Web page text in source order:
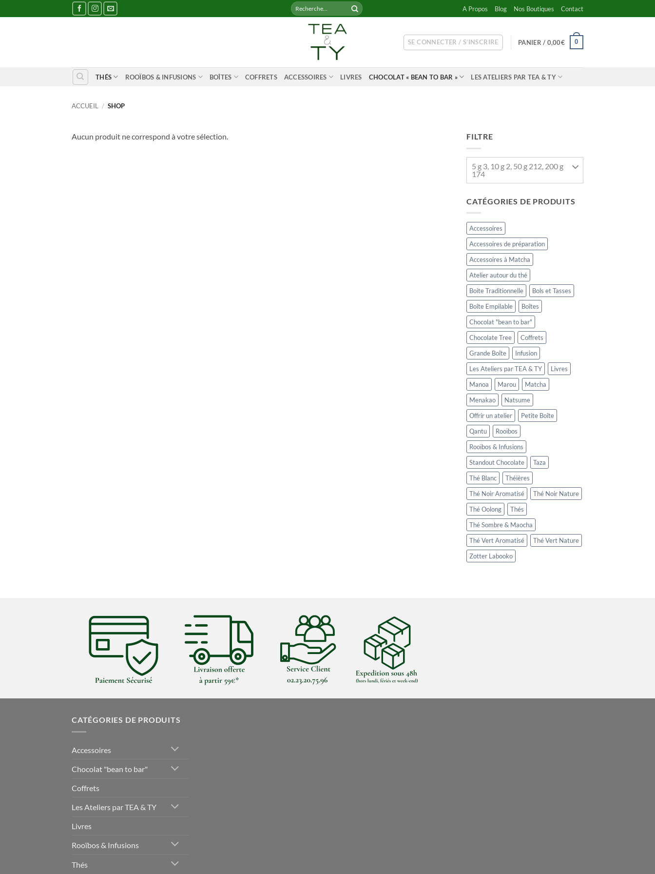
au
Recherche
pour :
A Propos Blog Nos Boutiques Contact
SE CONNECTER / S’INSCRIRE PANIER / 0,00€ 0
THÉS ROOÏBOS & INFUSIONS BOÎTES COFFRETS ACCESSOIRES LIVRES CHOCOLAT « BEAN TO BAR » LES ATELIERS PAR TEA & TY
ACCUEIL / SHOP
Aucun produit ne correspond à votre sélection. FILTRE
5 g 3, 10 g 2, 50 g 212, 200 g
174
CATÉGORIES DE PRODUITS
Accessoires
Accessoires de préparation
Accessoires à Matcha
Atelier autour du thé
Boite Traditionnelle
Bols et Tasses
Boîte Empilable
Boîtes
Chocolat "bean to bar"
Chocolate Tree
Coffrets
Grande Boîte
Infusion
Les Ateliers par TEA & TY
Livres
Manoa
Marou
Matcha
Menakao
Natsume
Offrir un atelier
Petite Boîte
Qantu
Rooïbos
Rooïbos & Infusions
Standout Chocolate
Taza
Thé Blanc
Théières
Thé Noir Aromatisé
Thé Noir Nature
Thé Oolong
Thés
Thé Sombre & Maocha
Thé Vert Aromatisé
Thé Vert Nature
Zotter Labooko
CATÉGORIES DE PRODUITS
Accessoires
Chocolat "bean to bar"
Coffrets
Les Ateliers par TEA & TY
Livres
Rooïbos & Infusions
Thés